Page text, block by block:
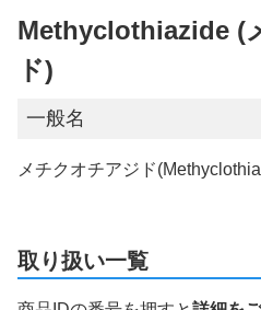
Methyclothiazide (
ド)
一般名
メチクオチアジド
取り扱い一覧